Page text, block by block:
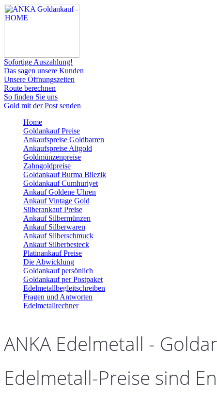
Sofortige Auszahlung!
Das sagen unsere Kunden
Unsere Öffnungszeiten
Route berechnen
So finden Sie uns
Gold mit der Post senden
Home
Goldankauf Preise
Ankaufspreise Goldbarren
Ankaufspreise Altgold
Goldmünzenpreise
Zahngoldpreise
Goldankauf Burma Bilezik
Goldankauf Cumhuriyet
Ankauf Goldene Uhren
Ankauf Vintage Gold
Silberankauf Preise
Ankauf Silbermünzen
Ankauf Silberwaren
Ankauf Silberschmuck
Ankauf Silberbesteck
Platinankauf Preise
Die Abwicklung
Goldankauf persönlich
Goldankauf per Postpaket
Edelmetallbegleitschreiben
Fragen und Antworten
Edelmetallrechner
ANKA Edelmetall -
Edelmetall-Preise sind